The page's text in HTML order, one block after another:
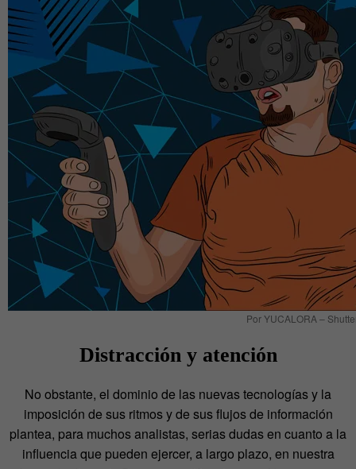
Por YUCALORA –
Distracción y atención
No obstante, el dominio de las nuevas tecnologías y la
imposición de sus ritmos y de sus flujos de información
plantea, para muchos analistas, serias dudas en cuanto a la
influencia que pueden ejercer, a largo plazo, en nuestra